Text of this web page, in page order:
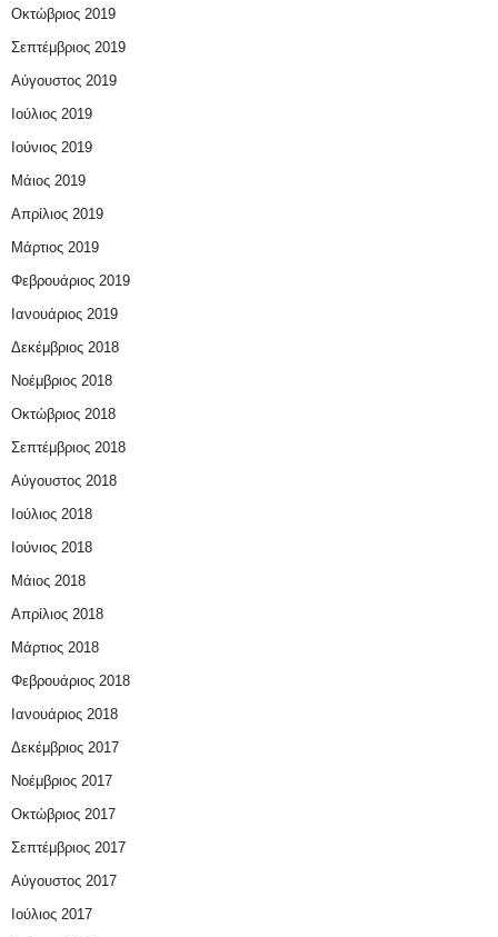
Οκτώβριος 2019
Σεπτέμβριος 2019
Αύγουστος 2019
Ιούλιος 2019
Ιούνιος 2019
Μάιος 2019
Απρίλιος 2019
Μάρτιος 2019
Φεβρουάριος 2019
Ιανουάριος 2019
Δεκέμβριος 2018
Νοέμβριος 2018
Οκτώβριος 2018
Σεπτέμβριος 2018
Αύγουστος 2018
Ιούλιος 2018
Ιούνιος 2018
Μάιος 2018
Απρίλιος 2018
Μάρτιος 2018
Φεβρουάριος 2018
Ιανουάριος 2018
Δεκέμβριος 2017
Νοέμβριος 2017
Οκτώβριος 2017
Σεπτέμβριος 2017
Αύγουστος 2017
Ιούλιος 2017